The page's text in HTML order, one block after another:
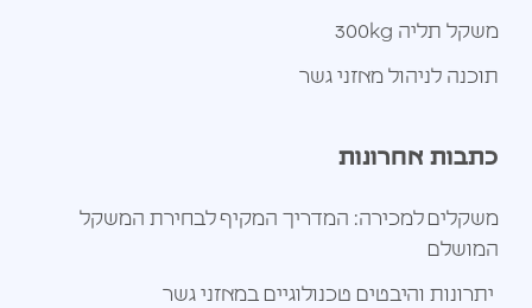
משקל תליה 300kg
תוכנה לניהול מאזני גשר
כתבות אחרונות
משקלים למכירה: המדריך המקיף לבחירת המשקל
המושלם
יתרונות והיבטים טכנולוגיים במאזני גשר